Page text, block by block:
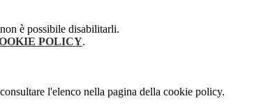
è possibile disabilitarli.
POLICY.
l'elenco nella pagina della cookie policy.